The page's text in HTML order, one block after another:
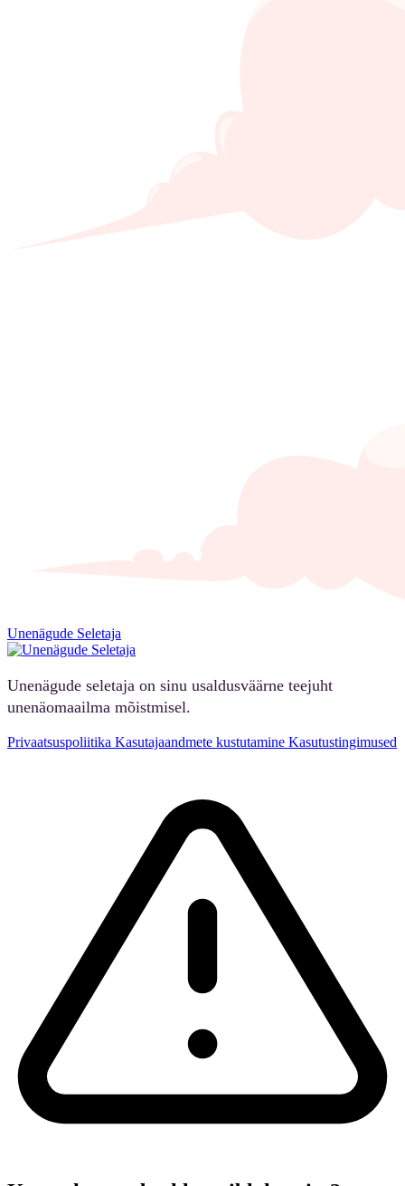
Unenägude Seletaja
Unenägude seletaja on sinu usaldusväärne teejuht
unenäomaailma mõistmisel.
Privaatsuspoliitika Kasutajaandmete kustutamine Kasutustingimused